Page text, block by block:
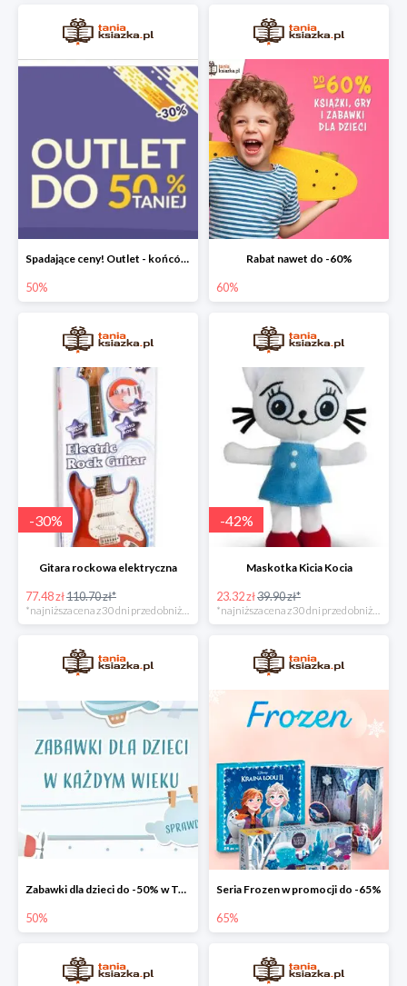
Spadające ceny! Outlet - końcówki nakładów książek do -50%
50%
Rabat nawet do -60%
60%
-30%
Gitara rockowa elektryczna
77.48 zł110.70 zł*
-42%
Maskotka Kicia Kocia
23.32 zł39.90 zł*
Zabawki dla dzieci do -50% w Taniej Książce
50%
Seria Frozen w promocji do -65%
65%